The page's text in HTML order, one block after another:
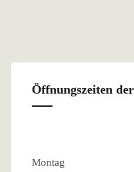
Öffnungszeiten
Montag